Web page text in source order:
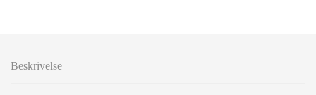
Beskrivelse